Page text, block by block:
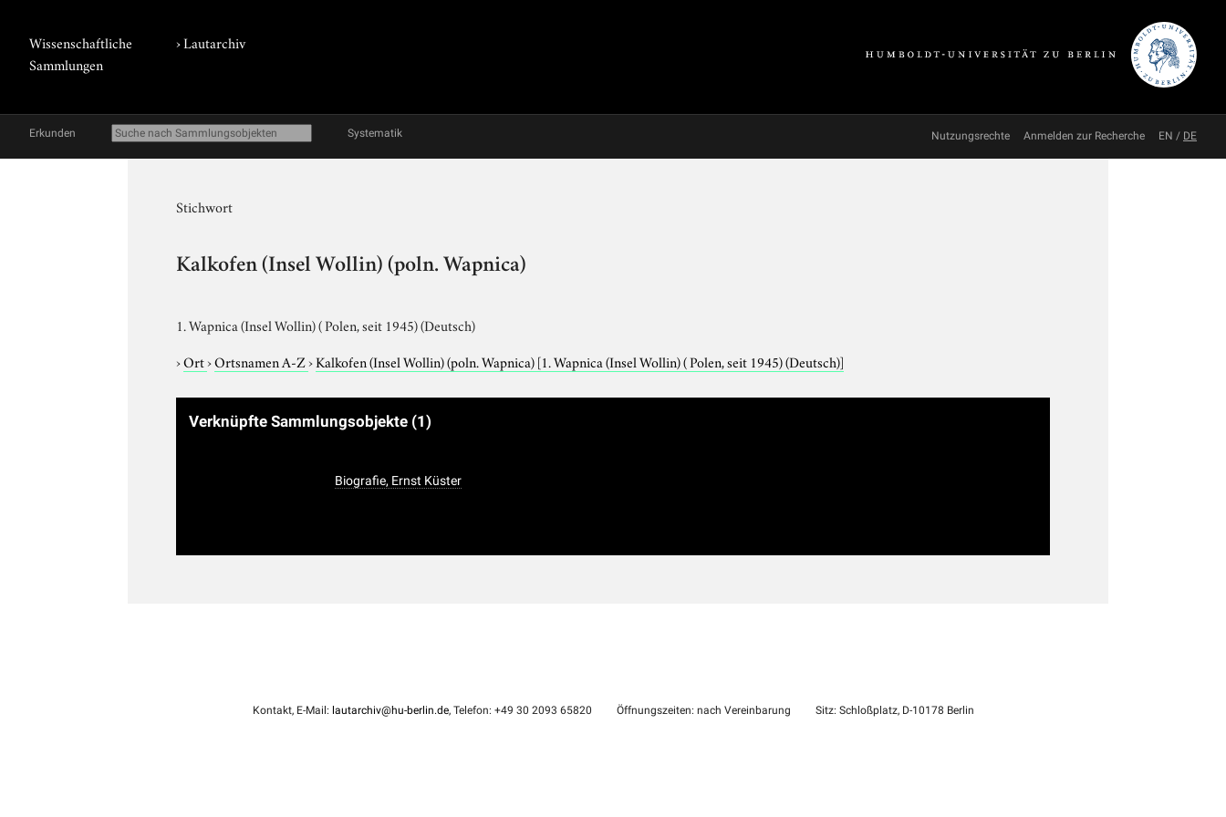
Wissenschaftliche
Sammlungen
›Lautarchiv
Erkunden Systematik Nutzungsrechte Anmelden zur Recherche EN / DE
Stichwort
Kalkofen (Insel Wollin) (poln. Wapnica)
1. Wapnica (Insel Wollin) ( Polen, seit 1945) (Deutsch)
›Ort›Ortsnamen A-Z›Kalkofen (Insel Wollin) (poln. Wapnica)[1. Wapnica (Insel Wollin) ( Polen, seit 1945) (Deutsch)]
Verknüpfte Sammlungsobjekte (1)
Biografie, Ernst Küster
Kontakt, E-Mail: lautarchiv@hu-berlin.de, Telefon: +49 30 2093 65820 Öffnungszeiten: nach Vereinbarung Sitz: Schloßplatz, D-10178 Berlin